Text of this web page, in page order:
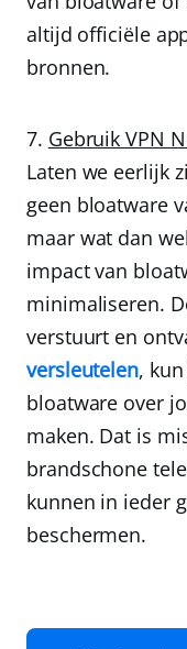
altijd officiële
bronnen.
Gebruik VPN
Laten we eerlijk
geen bloatware
maar wat dan
impact van
minimaliseren.
verstuurt en
versleutelen,
bloatware over
maken. Dat is
brandschone
kunnen in ieder
beschermen.